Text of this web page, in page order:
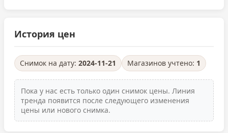
История цен
Снимок на дату: 2024-11-21 Магазинов учтено: 1
Пока у нас есть только один снимок цены. Линия
тренда появится после следующего изменения
цены или нового снимка.